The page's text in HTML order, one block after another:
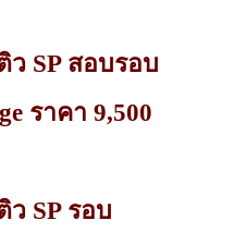
SP สอบรอบ
ราคา 9,500
SP รอบ